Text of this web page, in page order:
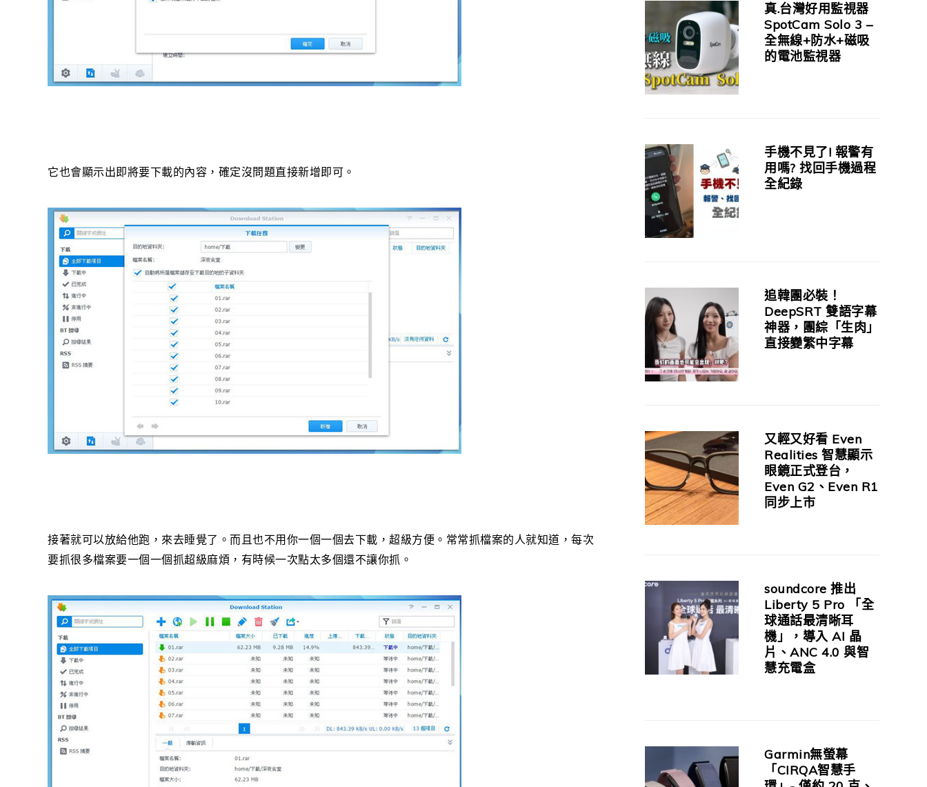
它也會顯示出即將要下載的內容，確定沒問題直接新增即可。
接著就可以放給他跑，來去睡覺了。而且也不用你一個一個去下載，超級方便。常常抓檔案的人就知道，每次
要抓很多檔案要一個一個抓超級麻煩，有時候一次點太多個還不讓你抓。
真.台灣好用監視器
SpotCam Solo 3 –
全無線+防水+磁吸
的電池監視器
手機不見了! 報警有
用嗎? 找回手機過程
全紀錄
追韓團必裝！
DeepSRT 雙語字幕
神器，團綜「生肉」
直接變繁中字幕
又輕又好看 Even
Realities 智慧顯示
眼鏡正式登台，
Even G2、Even R1
同步上市
soundcore 推出
Liberty 5 Pro 「全
球通話最清晰耳
機」，導入 AI 晶
片、ANC 4.0 與智
慧充電盒
Garmin無螢幕
「CIRQA智慧手